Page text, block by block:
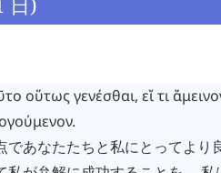
οὕτως γενέσθαι, εἴτι
.
であなたたちと私にとってより